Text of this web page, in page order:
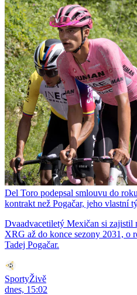
Del Toro podepsal smlouvu do
kontrakt než Pogačar, jeho vlastní
Dvaadvacetiletý Mexičan si zajistil
XRG až do konce sezony 2031, o
Tadej Pogačar.
SportyŽivě
dnes, 15:02